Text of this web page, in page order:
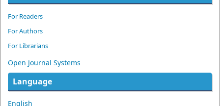
For Readers
For Authors
For Librarians
Open Journal Systems
Language
English